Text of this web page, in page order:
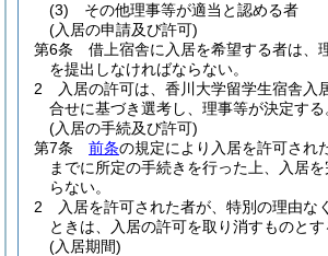
(3)
その他理事等が適当と認める者
(入居の申請及び許可)
第6条
借上宿舎に入居を希望する者は、
を提出しなければならない。
2
入居の許可は、香川大学留学生宿舎入
合せに基づき選考し、理事等が決定する
(入居の手続及び許可)
第7条
前条の規定により入居を許可され
までに所定の手続きを行った上、入居
らない。
2
入居を許可された者が、特別の理由な
ときは、入居の許可を取り消すものとす
(入居期間)